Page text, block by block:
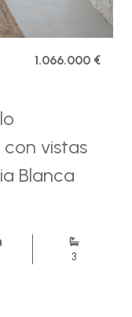
1.066.000 €
vistas
Blanca
3